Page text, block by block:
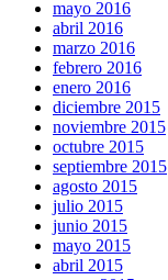
mayo 2016
abril 2016
marzo 2016
febrero 2016
enero 2016
diciembre 2015
noviembre 2015
octubre 2015
septiembre 2015
agosto 2015
julio 2015
junio 2015
mayo 2015
abril 2015